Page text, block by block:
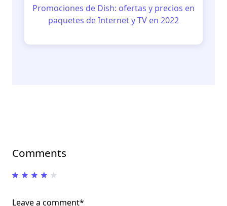
Promociones de Dish: ofertas y precios en
paquetes de Internet y TV en 2022
Comments
Leave a comment*